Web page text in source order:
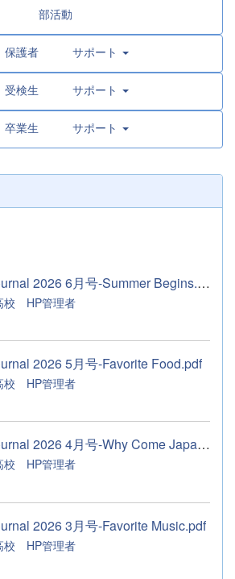
部活動
護者 サポート
検生 サポート
業生 サポート
Seiran English Journal 2026 6月号-Summer Begins.pdf
校 HP管理者
2026 5月号-Favorite Food.pdf
校 HP管理者
Seiran English Journal 2026 4月号-Why Come Japan.pdf
校 HP管理者
2026 3月号-Favorite Music.pdf
校 HP管理者